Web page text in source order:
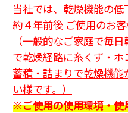
当社では、乾燥機能の低
約４年前後 ご使用のお客
（一般的なご家庭で毎
で乾燥経路に糸くず・ホ
蓄積・詰まりで乾燥機能
い様です。 ）
※ご使用の使用環境・使